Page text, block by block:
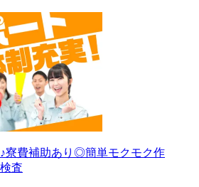
寮費補助あり◎簡単モクモク作
査